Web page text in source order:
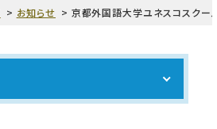
お知らせ 京都外国語大学ユネスコスクー